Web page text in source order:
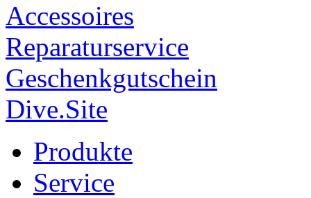
Accessoires
Reparaturservice
Geschenkgutschein
Dive.Site
Produkte
Service